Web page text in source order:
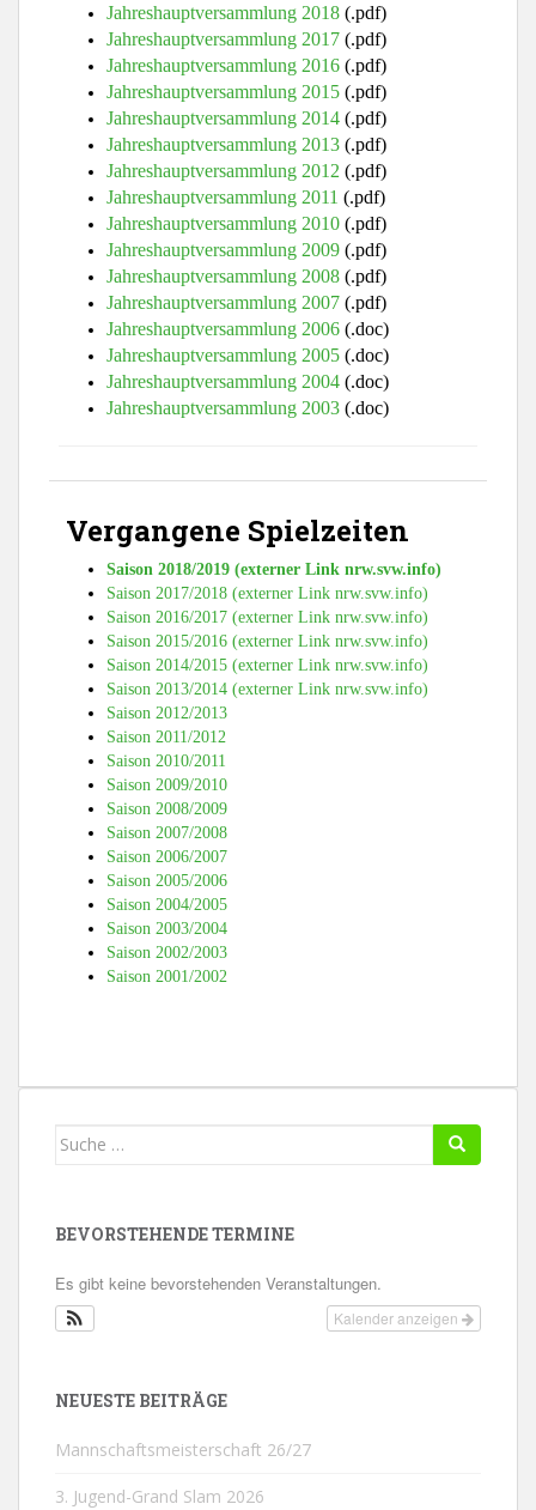
Jahreshauptversammlung 2018 (.pdf)
Jahreshauptversammlung 2017 (.pdf)
Jahreshauptversammlung 2016 (.pdf)
Jahreshauptversammlung 2015 (.pdf)
Jahreshauptversammlung 2014 (.pdf)
Jahreshauptversammlung 2013 (.pdf)
Jahreshauptversammlung 2012 (.pdf)
Jahreshauptversammlung 2011 (.pdf)
Jahreshauptversammlung 2010 (.pdf)
Jahreshauptversammlung 2009 (.pdf)
Jahreshauptversammlung 2008 (.pdf)
Jahreshauptversammlung 2007 (.pdf)
Jahreshauptversammlung 2006 (.doc)
Jahreshauptversammlung 2005 (.doc)
Jahreshauptversammlung 2004 (.doc)
Jahreshauptversammlung 2003 (.doc)
Vergangene Spielzeiten
Saison 2018/2019 (externer Link nrw.svw.info)
Saison 2017/2018 (externer Link nrw.svw.info)
Saison 2016/2017 (externer Link nrw.svw.info)
Saison 2015/2016 (externer Link nrw.svw.info)
Saison 2014/2015 (externer Link nrw.svw.info)
Saison 2013/2014 (externer Link nrw.svw.info)
Saison 2012/2013
Saison 2011/2012
Saison 2010/2011
Saison 2009/2010
Saison 2008/2009
Saison 2007/2008
Saison 2006/2007
Saison 2005/2006
Saison 2004/2005
Saison 2003/2004
Saison 2002/2003
Saison 2001/2002
Suche
BEVORSTEHENDE TERMINE
Es gibt keine bevorstehenden Veranstaltungen.
Kalender anzeigen
NEUESTE BEITRÄGE
Mannschaftsmeisterschaft 26/27
3. Jugend-Grand Slam 2026